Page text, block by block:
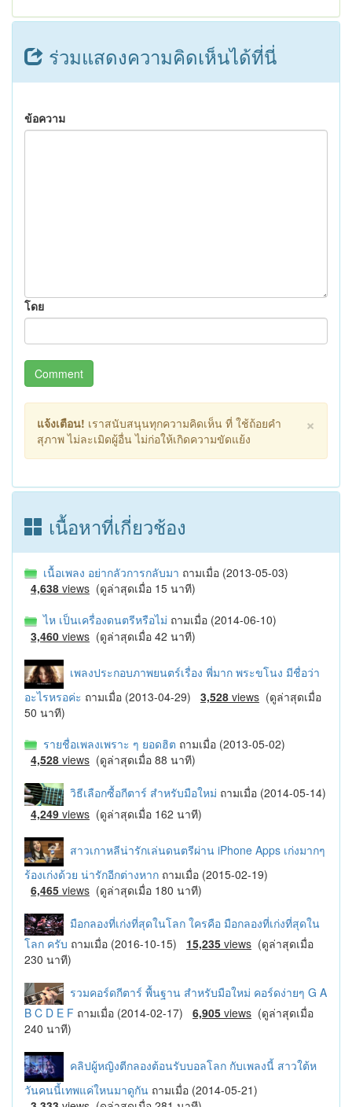
ร่วมแสดงความคิดเห็นได้ที่นี่
ข้อความ
โดย
Comment
×
แจ้งเตือน! เราสนับสนุนทุกความคิดเห็น ที่ ใช้ถ้อยคำ
สุภาพ ไม่ละเมิดผู้อื่น ไม่ก่อให้เกิดความขัดแย้ง
เนื้อหาที่เกี่ยวช้อง
เนื้อเพลง อย่ากลัวการกลับมา ถามเมื่อ (2013-05-03)
4,638 views (ดูล่าสุดเมื่อ 15 นาที)
ไห เป็นเครื่องดนตรีหรือไม่ ถามเมื่อ (2014-06-10)
3,460 views (ดูล่าสุดเมื่อ 42 นาที)
เพลงประกอบภาพยนตร์เรื่อง พี่มาก พระขโนง มีชื่อว่า
อะไรหรอค่ะ ถามเมื่อ (2013-04-29) 3,528 views (ดูล่าสุดเมื่อ
50 นาที)
รายชื่อเพลงเพราะ ๆ ยอดฮิต ถามเมื่อ (2013-05-02)
4,528 views (ดูล่าสุดเมื่อ 88 นาที)
วิธีเลือกซื้อกีตาร์ สำหรับมือใหม่ ถามเมื่อ (2014-05-14)
4,249 views (ดูล่าสุดเมื่อ 162 นาที)
สาวเกาหลีน่ารักเล่นดนตรีผ่าน iPhone Apps เก่งมากๆ
ร้องเก่งด้วย น่ารักอีกต่างหาก ถามเมื่อ (2015-02-19)
6,465 views (ดูล่าสุดเมื่อ 180 นาที)
มือกลองที่เก่งที่สุดในโลก ใครคือ มือกลองที่เก่งที่สุดใน
โลก ครับ ถามเมื่อ (2016-10-15) 15,235 views (ดูล่าสุดเมื่อ
230 นาที)
รวมคอร์ดกีตาร์ พื้นฐาน สำหรับมือใหม่ คอร์ดง่ายๆ G A
B C D E F ถามเมื่อ (2014-02-17) 6,905 views (ดูล่าสุดเมื่อ
240 นาที)
คลิปผู้หญิงตีกลองต้อนรับบอลโลก กับเพลงนี้ สาวใต้ห
วันคนนี้เทพแค่ใหนมาดูกัน ถามเมื่อ (2014-05-21)